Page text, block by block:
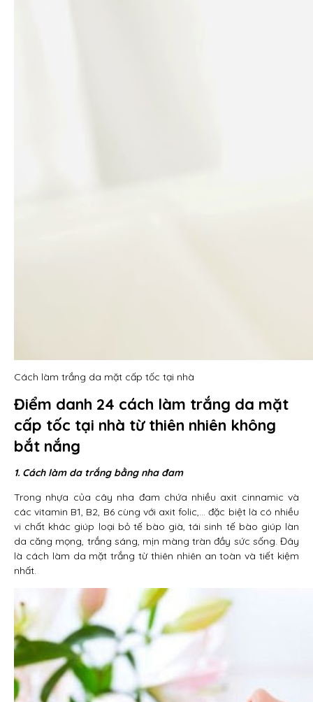
Cách làm trắng da mặt cấp tốc tại nhà
Điểm danh 24 cách làm trắng da mặt
cấp tốc tại nhà từ thiên nhiên không
bắt nắng
1. Cách làm da trắng bằng nha đam
Trong nhựa của cây nha đam chứa nhiều axit cinnamic và
các vitamin B1, B2, B6 cùng với axit folic,… đặc biệt là có nhiều
vi chất khác giúp loại bỏ tế bào già, tái sinh tế bào giúp làn
da căng mọng, trắng sáng, mịn màng tràn đầy sức sống. Đây
là cách làm da mặt trắng từ thiên nhiên an toàn và tiết kiệm
nhất.